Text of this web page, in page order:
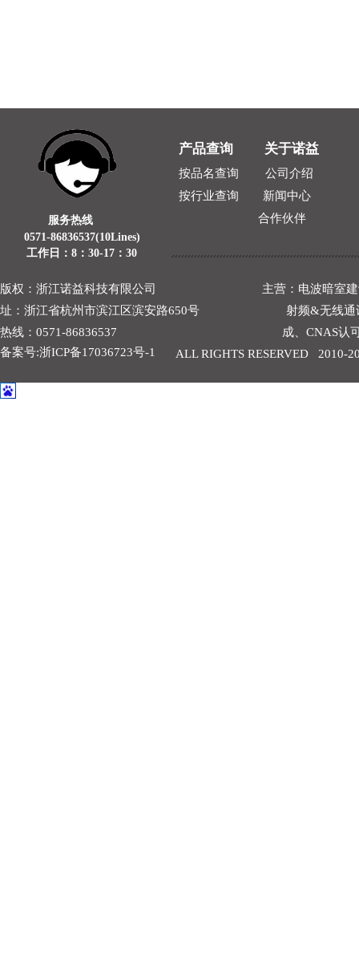
版权： 浙江诺益科技有限公司 主营： 电波暗室
址： 浙江省杭州市滨江区滨安路650号 射频&无线通
热线： 0571-86836537 成、 CNAS认
ALL RIGHTS RESERVED 2010-
产品查询 关于诺益
按品名查询
公司介绍
按行业查询
新闻中心
合作伙伴
服务热线
0571-86836537(10Lines)
工作日：8：30-17：30
备案号:浙ICP备17036723号-1